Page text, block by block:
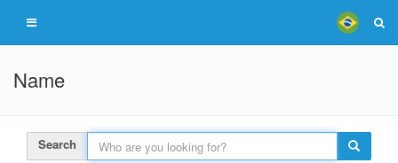
Name
Search